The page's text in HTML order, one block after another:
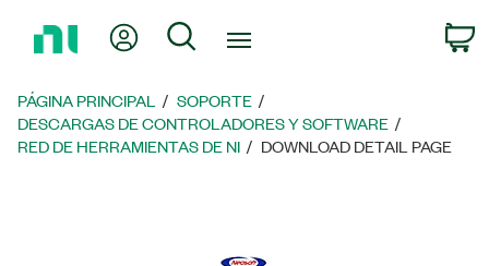
página
principal
Mi cuentaBúsqueda
PÁGINA PRINCIPAL
SOPORTE
DESCARGAS DE CONTROLADORES Y SOFTWARE
RED DE HERRAMIENTAS DE NI
DOWNLOAD DETAIL PAGE